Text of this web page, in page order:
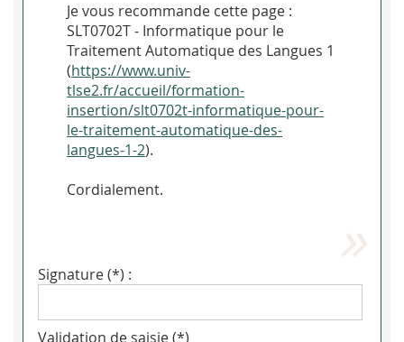
Je vous recommande cette page :
SLT0702T - Informatique pour le
Traitement Automatique des Langues 1
(https://www.univ-
tlse2.fr/accueil/formation-
insertion/slt0702t-informatique-pour-
le-traitement-automatique-des-
langues-1-2).
Cordialement.
Signature (*) :
Validation de saisie (*)